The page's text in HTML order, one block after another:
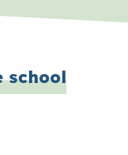
school